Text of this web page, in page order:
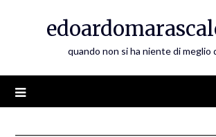
quando non si ha niente di meglio